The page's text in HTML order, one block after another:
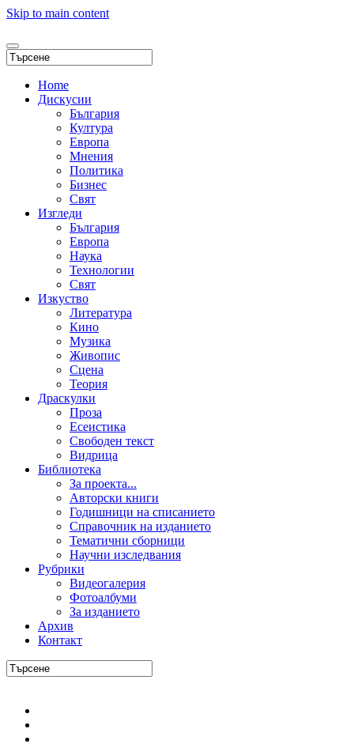
Skip to main content
Home
Дискусии
България
Култура
Европа
Мнения
Политика
Бизнес
Свят
Изгледи
България
Европа
Наука
Технологии
Свят
Изкуство
Литература
Кино
Музика
Живопис
Сцена
Теория
Драскулки
Проза
Есеистика
Свободен текст
Видрица
Библиотека
За проекта...
Авторски книги
Годишници на списанието
Справочник на изданието
Тематични сборници
Научни изследвания
Рубрики
Видеогалерия
Фотоалбуми
За изданието
Архив
Контакт